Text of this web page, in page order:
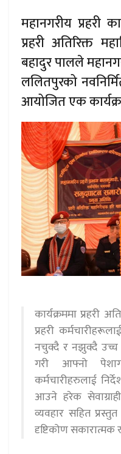
महानगरीय प्रहरी
प्रहरी अतिरिक्त
बहादुर पालले
ललितपुरको
आयोजित एक
कार्यक्रममा प्रहरी
प्रहरी
नचुक्दै र नझुक्दै उच्च
गरी आफ्नो
कर्मचारीहरुलाई
आउने हरेक
व्यवहार सहित
दृष्टिकोण सकारात्मक